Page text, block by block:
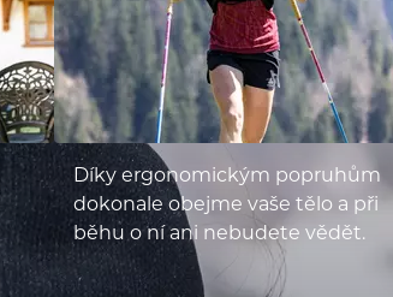
Díky ergonomickým popruhům
dokonale obejme vaše tělo a při
běhu o ní ani nebudete vědět.